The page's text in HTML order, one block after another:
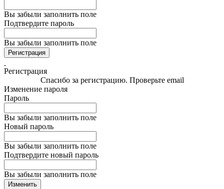
Вы забыли заполнить поле
Подтвердите пароль
Вы забыли заполнить поле
Регистрация
Регистрация
Спасибо за регистрацию. Проверьте email
Изменение пароля
Пароль
Вы забыли заполнить поле
Новый пароль
Вы забыли заполнить поле
Подтвердите новый пароль
Вы забыли заполнить поле
Изменить